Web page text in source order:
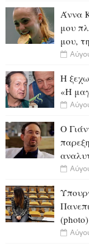
Άννα
μου
μου,
Η
«Η
O
(photo)